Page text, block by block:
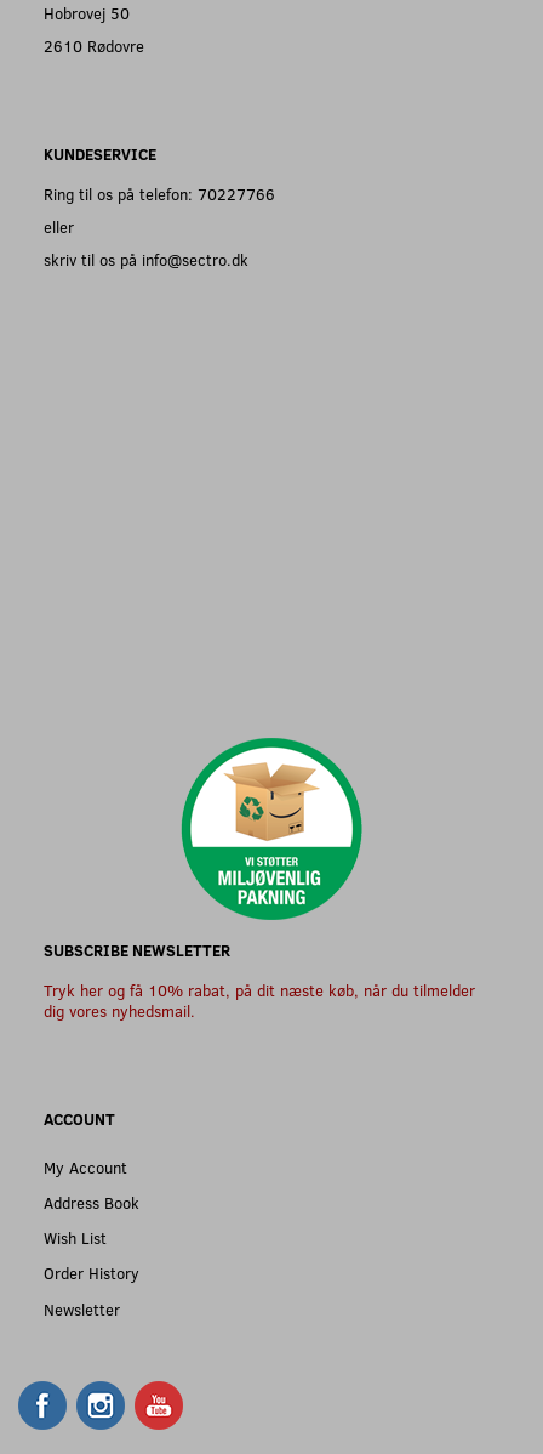
Hobrovej 50
2610 Rødovre
KUNDESERVICE
Ring til os på telefon: 70227766
eller
skriv til os på info@sectro.dk
SUBSCRIBE NEWSLETTER
Tryk her og få 10% rabat, på dit næste køb, når du tilmelder
dig vores nyhedsmail.
ACCOUNT
My Account
Address Book
Wish List
Order History
Newsletter